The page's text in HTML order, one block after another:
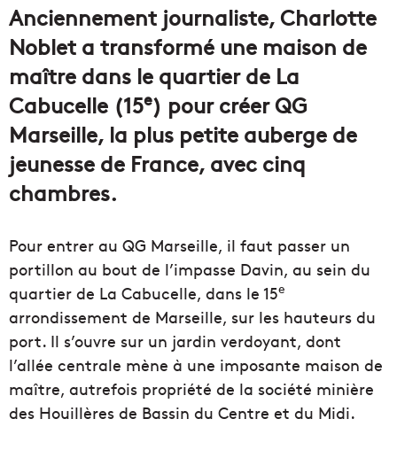
Anciennement journaliste, Charlotte
Noblet a transformé une maison de
maître dans le quartier de La
Cabucelle (15e) pour créer QG
Marseille, la plus petite auberge de
jeunesse de France, avec cinq
chambres.
Pour entrer au QG Marseille, il faut passer un
portillon au bout de l’impasse Davin, au sein du
quartier de La Cabucelle, dans le 15e
arrondissement de Marseille, sur les hauteurs du
port. Il s’ouvre sur un jardin verdoyant, dont
l’allée centrale mène à une imposante maison de
maître, autrefois propriété de la société minière
des Houillères de Bassin du Centre et du Midi.